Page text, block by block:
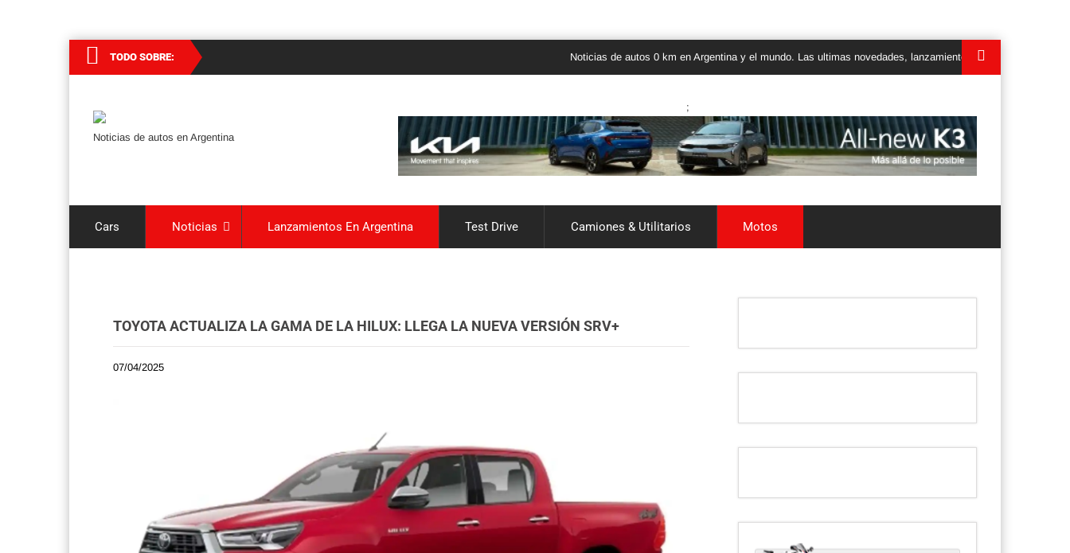
TODO SOBRE: Noticias de autos 0 km en Argentina y el mundo. Las ultimas novedades, lanzamientos y test drives de autos,
Noticias de autos en Argentina
;
Cars Noticias Lanzamientos En Argentina Test Drive Camiones & Utilitarios Motos
TOYOTA ACTUALIZA LA GAMA DE LA HILUX: LLEGA LA NUEVA VERSIÓN SRV+
07/04/2025